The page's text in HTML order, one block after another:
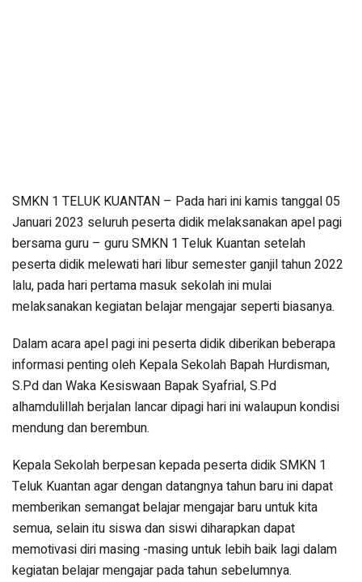
SMKN 1 TELUK KUANTAN – Pada hari ini kamis tanggal 05
Januari 2023 seluruh peserta didik melaksanakan apel pagi
bersama guru – guru SMKN 1 Teluk Kuantan setelah
peserta didik melewati hari libur semester ganjil tahun 2022
lalu, pada hari pertama masuk sekolah ini mulai
melaksanakan kegiatan belajar mengajar seperti biasanya.
Dalam acara apel pagi ini peserta didik diberikan beberapa
informasi penting oleh Kepala Sekolah Bapah Hurdisman,
S.Pd dan Waka Kesiswaan Bapak Syafrial, S.Pd
alhamdulillah berjalan lancar dipagi hari ini walaupun kondisi
mendung dan berembun.
Kepala Sekolah berpesan kepada peserta didik SMKN 1
Teluk Kuantan agar dengan datangnya tahun baru ini dapat
memberikan semangat belajar mengajar baru untuk kita
semua, selain itu siswa dan siswi diharapkan dapat
memotivasi diri masing -masing untuk lebih baik lagi dalam
kegiatan belajar mengajar pada tahun sebelumnya.